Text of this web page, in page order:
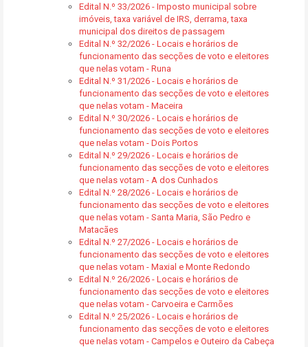
Edital N.º 33/2026 - Imposto municipal sobre
imóveis, taxa variável de IRS, derrama, taxa
municipal dos direitos de passagem
Edital N.º 32/2026 - Locais e horários de
funcionamento das secções de voto e eleitores
que nelas votam - Runa
Edital N.º 31/2026 - Locais e horários de
funcionamento das secções de voto e eleitores
que nelas votam - Maceira
Edital N.º 30/2026 - Locais e horários de
funcionamento das secções de voto e eleitores
que nelas votam - Dois Portos
Edital N.º 29/2026 - Locais e horários de
funcionamento das secções de voto e eleitores
que nelas votam - A dos Cunhados
Edital N.º 28/2026 - Locais e horários de
funcionamento das secções de voto e eleitores
que nelas votam - Santa Maria, São Pedro e
Matacães
Edital N.º 27/2026 - Locais e horários de
funcionamento das secções de voto e eleitores
que nelas votam - Maxial e Monte Redondo
Edital N.º 26/2026 - Locais e horários de
funcionamento das secções de voto e eleitores
que nelas votam - Carvoeira e Carmões
Edital N.º 25/2026 - Locais e horários de
funcionamento das secções de voto e eleitores
que nelas votam - Campelos e Outeiro da Cabeça